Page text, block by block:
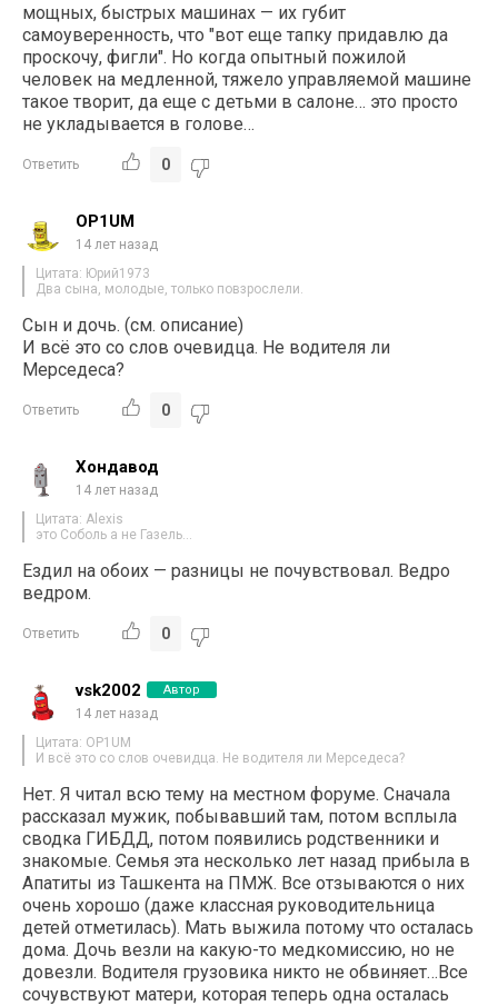
мощных, быстрых машинах — их губит
самоуверенность, что "вот еще тапку придавлю да
проскочу, фигли". Но когда опытный пожилой
человек на медленной, тяжело управляемой машине
такое творит, да еще с детьми в салоне… это просто
не укладывается в голове…
Ответить 0
OP1UM
14 лет назад
Цитата: Юрий1973
Два сына, молодые, только повзрослели.
Сын и дочь. (см. описание)
И всё это со слов очевидца. Не водителя ли
Мерседеса?
Ответить 0
Хондавод
14 лет назад
Цитата: Alexis
это Соболь а не Газель…
Ездил на обоих — разницы не почувствовал. Ведро
ведром.
Ответить 0
vsk2002 Автор
14 лет назад
Цитата: OP1UM
И всё это со слов очевидца. Не водителя ли Мерседеса?
Нет. Я читал всю тему на местном форуме. Сначала
рассказал мужик, побывавший там, потом всплыла
сводка ГИБДД, потом появились родственники и
знакомые. Семья эта несколько лет назад прибыла в
Апатиты из Ташкента на ПМЖ. Все отзываются о них
очень хорошо (даже классная руководительница
детей отметилась). Мать выжила потому что осталась
дома. Дочь везли на какую-то медкомиссию, но не
довезли. Водителя грузовика никто не обвиняет…Все
сочувствуют матери, которая теперь одна осталась